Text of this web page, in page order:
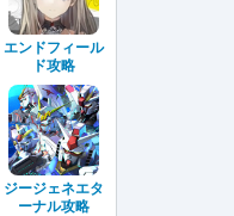
エンドフィール
ド攻略
ジージェネエタ
ーナル攻略